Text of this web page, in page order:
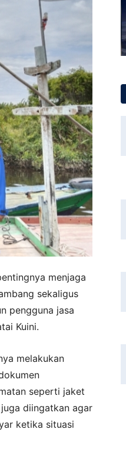
menjaga
sekaligus
pengguna jasa
Kuini.
melakukan
seperti jaket
diingatkan agar
ketika situasi